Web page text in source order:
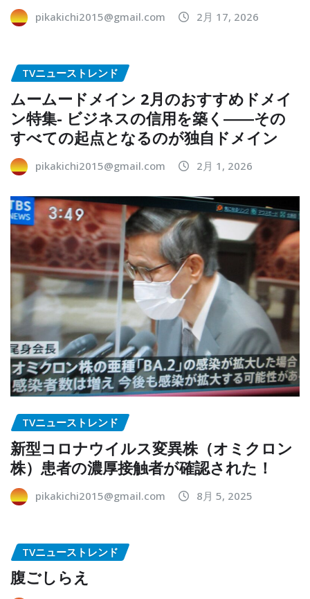
pikakichi2015@gmail.com 2月 17, 2026
TVニューストレンド
ムームードメイン 2月のおすすめドメイ
ン特集- ビジネスの信用を築く――その
すべての起点となるのが独自ドメイン
pikakichi2015@gmail.com 2月 1, 2026
TVニューストレンド
新型コロナウイルス変異株（オミクロン
株）患者の濃厚接触者が確認された！
pikakichi2015@gmail.com 8月 5, 2025
TVニューストレンド
腹ごしらえ